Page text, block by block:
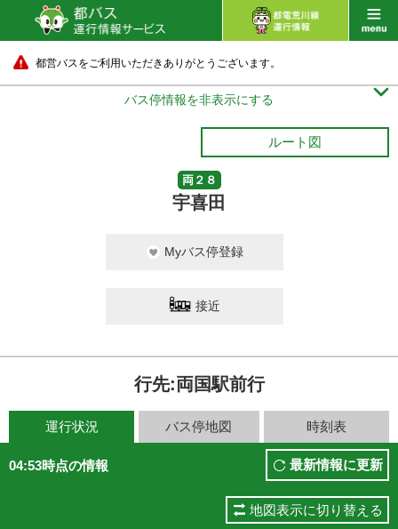
都営バスをご利用いただきありがとうございます。
バス停情報を非表示にする 
ルート図
両２８
宇喜田
Myバス停登録
接近
行先:両国駅前行
運行状況 バス停地図 時刻表
04:53時点の情報 最新情報に更新
地図表示に切り替える